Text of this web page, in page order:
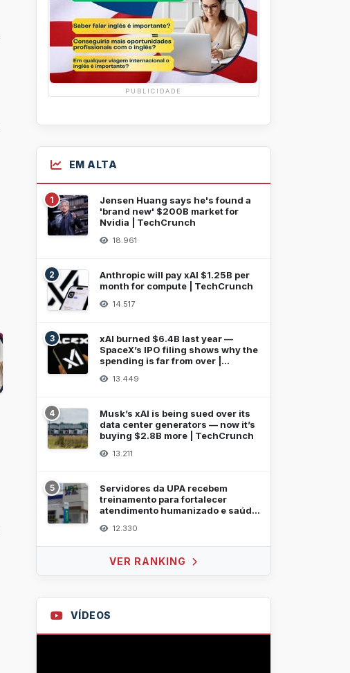
PUBLICIDADE
EM ALTA
1
Jensen Huang says he's found a
'brand new' $200B market for
Nvidia | TechCrunch
18.961
2
Anthropic will pay xAI $1.25B per
month for compute | TechCrunch
14.517
3
xAI burned $6.4B last year —
SpaceX’s IPO filing shows why the
spending is far from over |
13.449
4
Musk’s xAI is being sued over its
data center generators — now it’s
buying $2.8B more | TechCrunch
13.211
5
Servidores da UPA recebem
treinamento para fortalecer
atendimento humanizado e saúde
12.330
VER RANKING
VÍDEOS